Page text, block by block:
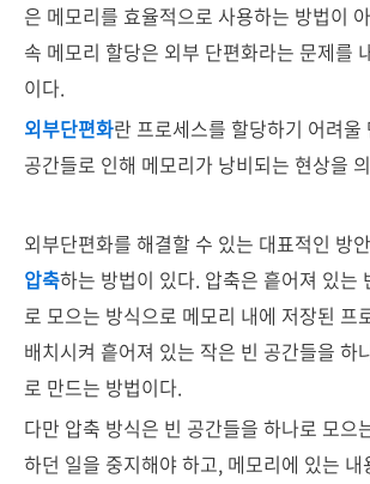
은 메모리를 효율적으로 사용하는 방법이
속 메모리 할당은 외부 단편화라는 문제를
이다.
외부단편화란 프로세스를 할당하기 어려울
공간들로 인해 메모리가 낭비되는 현상을
외부단편화를 해결할 수 있는 대표적인 방
압축하는 방법이 있다. 압축은 흩어져 있는
로 모으는 방식으로 메모리 내에 저장된 프
배치시켜 흩어져 있는 작은 빈 공간들을 하
로 만드는 방법이다.
다만 압축 방식은 빈 공간들을 하나로 모으
하던 일을 중지해야 하고, 메모리에 있는 내